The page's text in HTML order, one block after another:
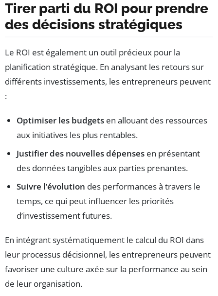
Tirer parti du ROI pour prendre
des décisions stratégiques
Le ROI est également un outil précieux pour la
planification stratégique. En analysant les retours sur
différents investissements, les entrepreneurs peuvent
:
Optimiser les budgets en allouant des ressources
aux initiatives les plus rentables.
Justifier des nouvelles dépenses en présentant
des données tangibles aux parties prenantes.
Suivre l’évolution des performances à travers le
temps, ce qui peut influencer les priorités
d’investissement futures.
En intégrant systématiquement le calcul du ROI dans
leur processus décisionnel, les entrepreneurs peuvent
favoriser une culture axée sur la performance au sein
de leur organisation.